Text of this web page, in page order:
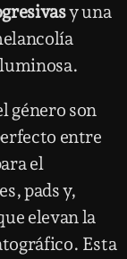
y una
género son
entre
el
pads y,
elevan la
Esta